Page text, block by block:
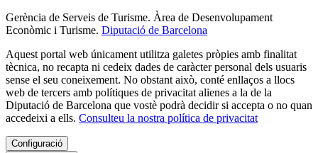
Gerència de Serveis de Turisme. Àrea de Desenvolupament
Econòmic i Turisme. Diputació de Barcelona
Aquest portal web únicament utilitza galetes pròpies amb finalitat
tècnica, no recapta ni cedeix dades de caràcter personal dels usuaris
sense el seu coneixement. No obstant això, conté enllaços a llocs
web de tercers amb polítiques de privacitat alienes a la de la
Diputació de Barcelona que vostè podrà decidir si accepta o no quan
accedeixi a ells. Consulteu la nostra política de privacitat
Configuració